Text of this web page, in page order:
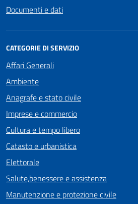
Documenti e dati
CATEGORIE DI SERVIZIO
Affari Generali
Ambiente
Anagrafe e stato civile
Imprese e commercio
Cultura e tempo libero
Catasto e urbanistica
Elettorale
Salute,benessere e assistenza
Manutenzione e protezione civile